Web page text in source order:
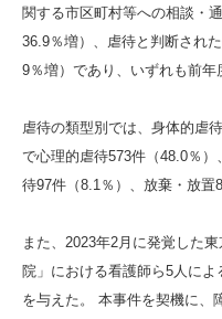
関する市区町村等への相談・
36.9％増）、虐待と判断され
9％増）であり、いずれも前年
虐待の類型別では、身体的虐
で心理的虐待573件（48.0％
待97件（8.1％）、放棄・放置
また、2023年2月に発覚した
院」における看護師ら5人に
を与えた。 本事件を契機に、